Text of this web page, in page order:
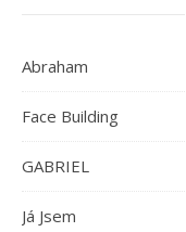
Abraham
Face Building
GABRIEL
Já Jsem